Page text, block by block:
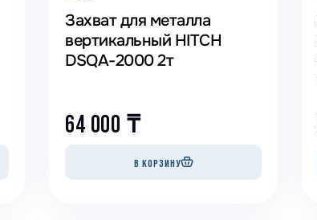
Захват для металла
вертикальный HITCH
DSQA-2000 2т
64 000 ₸
В КОРЗИНУ